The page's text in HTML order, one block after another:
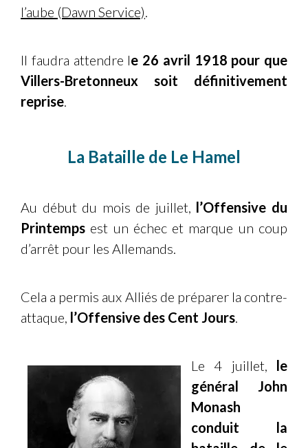
l’aube (Dawn Service)
Il faudra attendre le 26 avril 1918 pour que
Villers-Bretonneux soit définitivement
reprise
La Bataille de Le Hamel
Au début du mois de juillet, l’Offensive du
Printemps est un échec et marque un coup
d’arrêt pour les Allemands.
Cela a permis aux Alliés de préparer la contre-
attaque, l’Offensive des Cent Jours
Le 4 juillet, le
général John
Monash
conduit la